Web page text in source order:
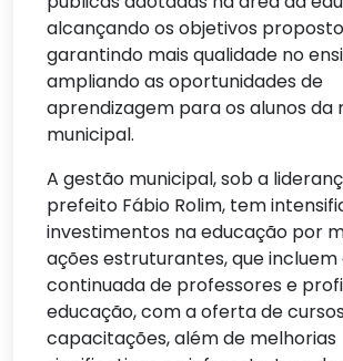
alcançando os objetivos
garantindo mais qualidade no
ampliando as oportunidades de
aprendizagem para os alunos da
municipal.
A gestão municipal, sob a
prefeito Fábio Rolim, tem
investimentos na educação por
ações estruturantes, que
continuada de professores e
educação, com a oferta de
capacitações, além de melhorias